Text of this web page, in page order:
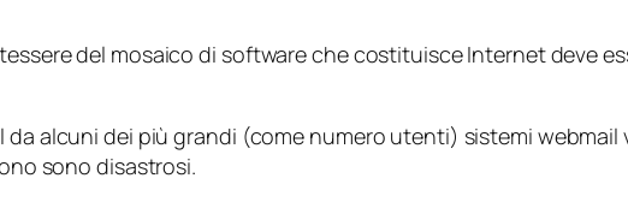
del mosaico di software che costituisce Internet deve
alcuni dei più grandi (come numero utenti) sistemi
sono disastrosi.